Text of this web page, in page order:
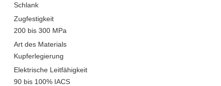
Schlank
Zugfestigkeit
200 bis 300 MPa
Art des Materials
Kupferlegierung
Elektrische Leitfähigkeit
90 bis 100% IACS